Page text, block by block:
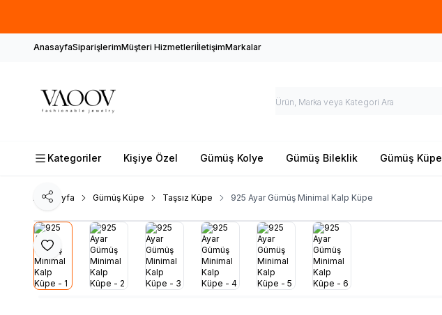
AnasayfaSiparişlerimMüşteri HizmetleriİletişimMarkalar
Kategoriler Kişiye Özel Gümüş Kolye Gümüş Bileklik Gümüş Küpe
Ana Sayfa Gümüş Küpe Taşsız Küpe 925 Ayar Gümüş Minimal Kalp Küpe
Favoriye Ekle
Paylaş